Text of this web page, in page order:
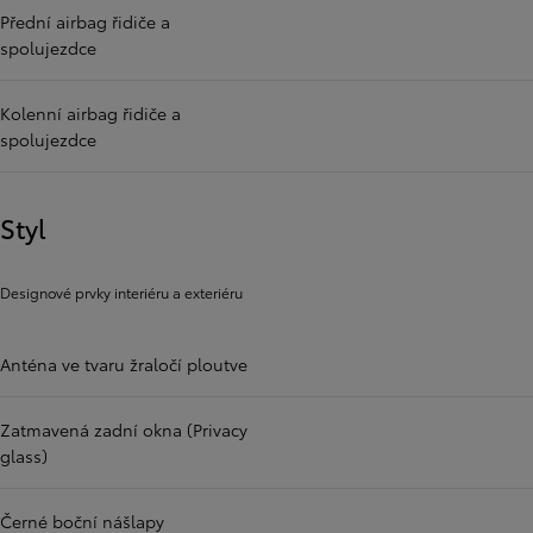
Přední airbag řidiče a
spolujezdce
Kolenní airbag řidiče a
spolujezdce
Styl
Designové prvky interiéru a exteriéru
Anténa ve tvaru žraločí ploutve
Zatmavená zadní okna (Privacy
glass)
Černé boční nášlapy